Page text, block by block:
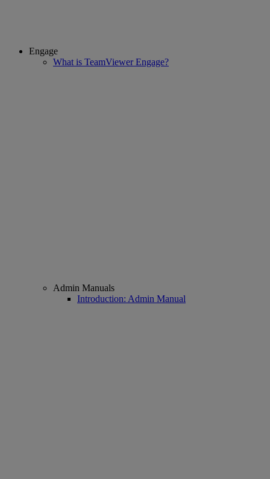
Engage
What is TeamViewer Engage?
Admin Manuals
Introduction: Admin Manual